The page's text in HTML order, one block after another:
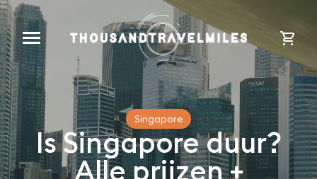
cart
Singapore
Is Singapore duur?
Alle prijzen +